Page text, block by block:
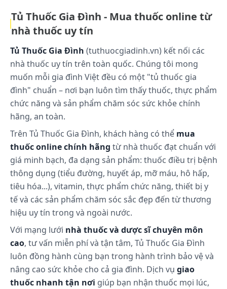
Tủ Thuốc Gia Đình - Mua thuốc online từ
nhà thuốc uy tín
Tủ Thuốc Gia Đình (tuthuocgiadinh.vn) kết nối các
nhà thuốc uy tín trên toàn quốc. Chúng tôi mong
muốn mỗi gia đình Việt đều có một "tủ thuốc gia
đình" chuẩn – nơi bạn luôn tìm thấy thuốc, thực phẩm
chức năng và sản phẩm chăm sóc sức khỏe chính
hãng, an toàn.
Trên Tủ Thuốc Gia Đình, khách hàng có thể mua
thuốc online chính hãng từ nhà thuốc đạt chuẩn với
giá minh bạch, đa dạng sản phẩm: thuốc điều trị bệnh
thông dụng (tiểu đường, huyết áp, mỡ máu, hô hấp,
tiêu hóa...), vitamin, thực phẩm chức năng, thiết bị y
tế và các sản phẩm chăm sóc sắc đẹp đến từ thương
hiệu uy tín trong và ngoài nước.
Với mạng lưới nhà thuốc và dược sĩ chuyên môn
cao, tư vấn miễn phí và tận tâm, Tủ Thuốc Gia Đình
luôn đồng hành cùng bạn trong hành trình bảo vệ và
nâng cao sức khỏe cho cả gia đình. Dịch vụ giao
thuốc nhanh tận nơi giúp bạn nhận thuốc mọi lúc,